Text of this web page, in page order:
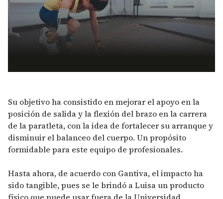
Su objetivo ha consistido en mejorar el apoyo en la
posición de salida y la flexión del brazo en la carrera
de la paratleta, con la idea de fortalecer su arranque y
disminuir el balanceo del cuerpo. Un propósito
formidable para este equipo de profesionales.
Hasta ahora, de acuerdo con Gantiva, el impacto ha
sido tangible, pues se le brindó a Luisa un producto